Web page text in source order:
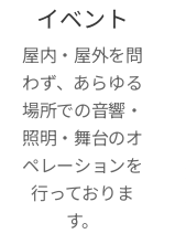
イベント
屋内・屋外を問
わず、あらゆる
場所での音響・
照明・舞台のオ
ペレーションを
行っておりま
す。